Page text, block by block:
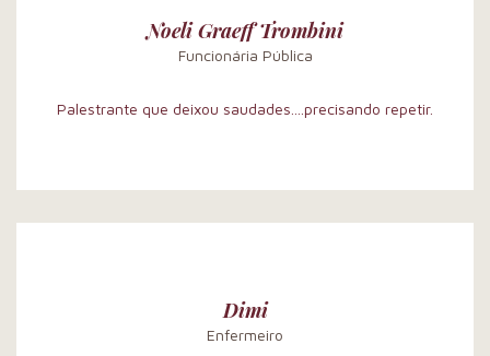
Noeli Graeff Trombini
Funcionária Pública
Palestrante que deixou saudades....precisando repetir.
Dimi
Enfermeiro